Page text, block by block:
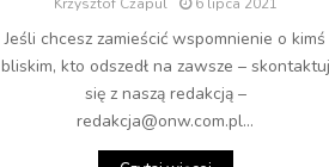
Jeśli chcesz zamieścić wspomnienie o kimś
bliskim, kto odszedł na zawsze – skontaktuj
się z naszą redakcją –
redakcja@onw.com.pl...